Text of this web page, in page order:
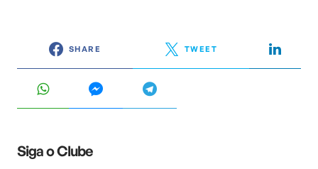
SHARE TWEET
Siga o Clube